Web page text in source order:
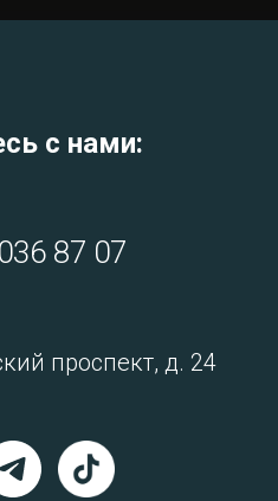
с нами:
87 07
проспект, д. 24